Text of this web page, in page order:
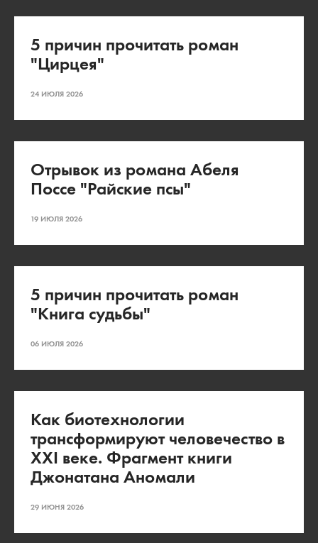
5 причин прочитать роман
"Цирцея"
24 ИЮЛЯ 2026
Отрывок из романа Абеля
Поссе "Райские псы"
19 ИЮЛЯ 2026
5 причин прочитать роман
"Книга судьбы"
06 ИЮЛЯ 2026
Как биотехнологии
трансформируют человечество в
XXI веке. Фрагмент книги
Джонатана Аномали
29 ИЮНЯ 2026